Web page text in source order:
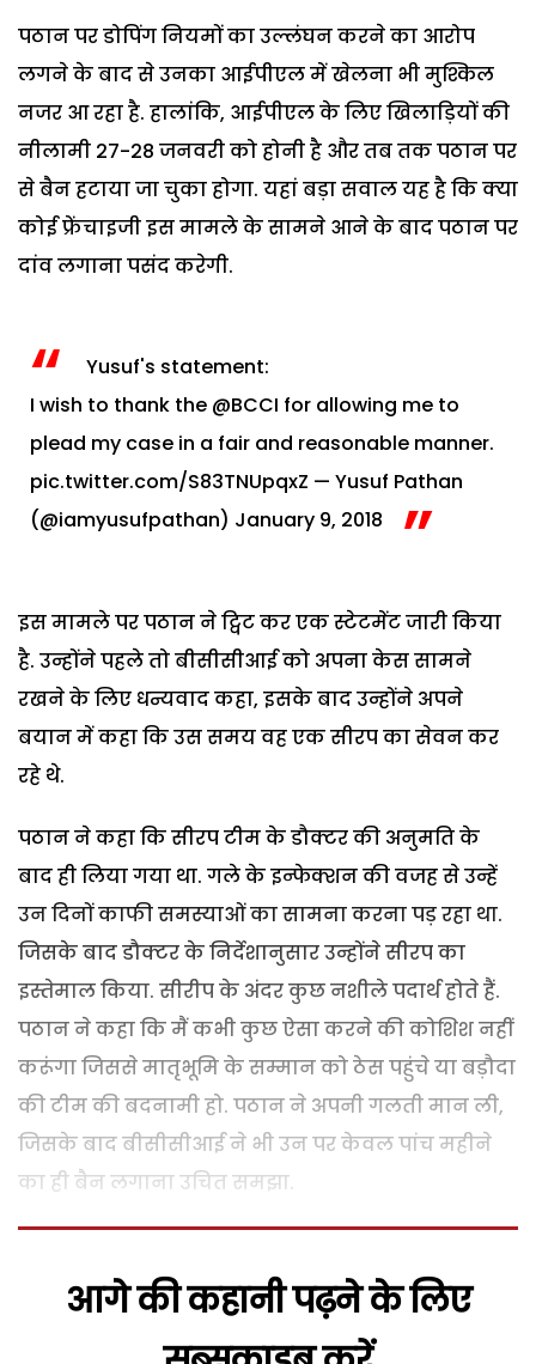
पठान पर डोपिंग नियमों का उल्लंघन करने का आरोप
लगने के बाद से उनका आईपीएल में खेलना भी मुश्किल
नजर आ रहा है. हालांकि, आईपीएल के लिए खिलाड़ियों की
नीलामी 27-28 जनवरी को होनी है और तब तक पठान पर
से बैन हटाया जा चुका होगा. यहां बड़ा सवाल यह है कि क्या
कोई फ्रेंचाइजी इस मामले के सामने आने के बाद पठान पर
दांव लगाना पसंद करेगी.
Yusuf's statement:
I wish to thank the @BCCI for allowing me to
plead my case in a fair and reasonable manner.
pic.twitter.com/S83TNUpqxZ — Yusuf Pathan
(@iamyusufpathan) January 9, 2018
इस मामले पर पठान ने ट्विट कर एक स्टेटमेंट जारी किया
है. उन्होंने पहले तो बीसीसीआई को अपना केस सामने
रखने के लिए धन्यवाद कहा, इसके बाद उन्होंने अपने
बयान में कहा कि उस समय वह एक सीरप का सेवन कर
रहे थे.
पठान ने कहा कि सीरप टीम के डौक्टर की अनुमति के
बाद ही लिया गया था. गले के इन्फेक्शन की वजह से उन्हें
उन दिनों काफी समस्याओं का सामना करना पड़ रहा था.
जिसके बाद डौक्टर के निर्देशानुसार उन्होंने सीरप का
इस्तेमाल किया. सीरीप के अंदर कुछ नशीले पदार्थ होते हैं.
पठान ने कहा कि मैं कभी कुछ ऐसा करने की कोशिश नहीं
करूंगा जिससे मातृभूमि के सम्मान को ठेस पहुंचे या बड़ौदा
की टीम की बदनामी हो. पठान ने अपनी गलती मान ली,
जिसके बाद बीसीसीआई ने भी उन पर केवल पांच महीने
का ही बैन लगाना उचित समझा.
आगे की कहानी पढ़ने के लिए